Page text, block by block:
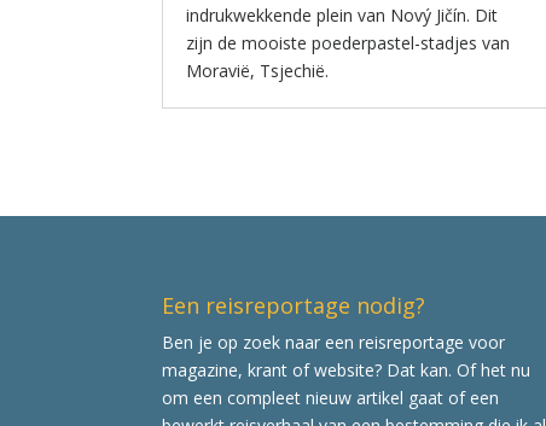
indrukwekkende plein van Nový Jičín. Dit
zijn de mooiste poederpastel-stadjes van
Moravië, Tsjechië.
Een reisreportage nodig?
Ben je op zoek naar een reisreportage voor
magazine, krant of website? Dat kan. Of het nu
om een compleet nieuw artikel gaat of een